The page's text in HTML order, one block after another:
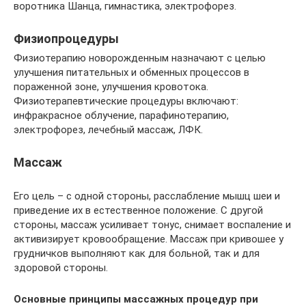
воротника Шанца, гимнастика, электрофорез.
Физиопроцедуры
Физиотерапию новорожденным назначают с целью
улучшения питательных и обменных процессов в
пораженной зоне, улучшения кровотока.
Физиотерапевтические процедуры включают:
инфракрасное облучение, парафинотерапию,
электрофорез, лечебный массаж, ЛФК.
Массаж
Его цель – с одной стороны, расслабление мышц шеи и
приведение их в естественное положение. С другой
стороны, массаж усиливает тонус, снимает воспаление и
активизирует кровообращение. Массаж при кривошее у
грудничков выполняют как для больной, так и для
здоровой стороны.
Основные принципы массажных процедур при